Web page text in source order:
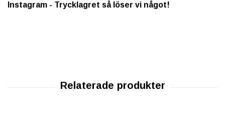
Instagram - Trycklagret så löser vi något!